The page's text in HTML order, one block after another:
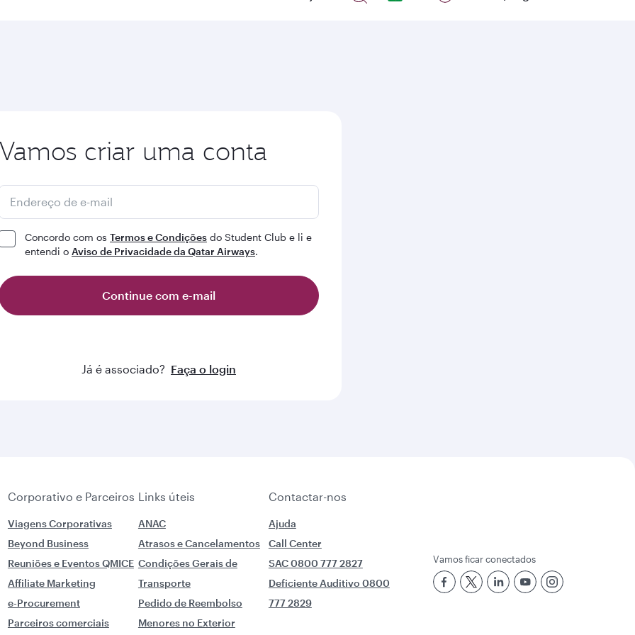
criar uma conta
Endereço de e-mail
Concordo com os Termos e Condições do Student Club e li e
entendi o Aviso de Privacidade da Qatar Airways.
Continue com e-mail
Já é associado? Faça o login
Corporativo e Parceiros Links úteis Contactar-nos
Viagens Corporativas
Beyond Business
Reuniões e Eventos QMICE
Affiliate Marketing
e-Procurement
Parceiros comerciais
ANAC
Atrasos e Cancelamentos
Condições Gerais de
Transporte
Pedido de Reembolso
Menores no Exterior
Ajuda
Call Center
SAC 0800 777 2827
Deficiente Auditivo 0800
777 2829
Vamos ficar conectados